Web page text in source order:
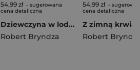
54,99 zł - sugerowana
cena detaliczna
Dziewczyna w lodzie. Erika Foster. Tom 1
Robert Bryndza
54,99 zł -
cena detaliczna
Robert